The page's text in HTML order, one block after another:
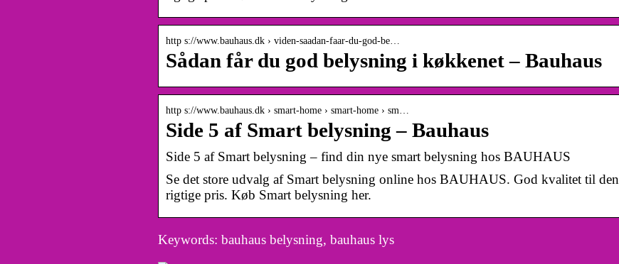
http s://www.bauhaus.dk › viden-saadan-faar-du-god-be…
Sådan får du god belysning i køkkenet – Bauhaus
http s://www.bauhaus.dk › smart-home › smart-home › sm…
Side 5 af Smart belysning – Bauhaus
Side 5 af Smart belysning – find din nye smart belysning hos BAUHAUS
Se det store udvalg af Smart belysning online hos BAUHAUS. God kvalitet til den
rigtige pris. Køb Smart belysning her.
Keywords: bauhaus belysning, bauhaus lys